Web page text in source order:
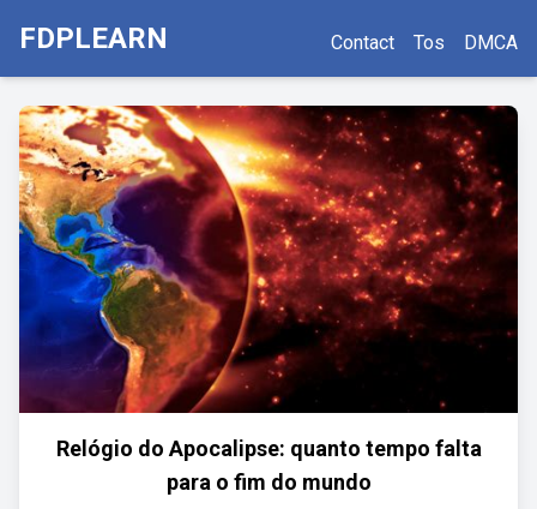
FDPLEARN Contact Tos DMCA
Relógio do Apocalipse: quanto tempo falta
para o fim do mundo